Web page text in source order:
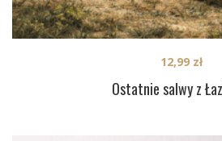
Ostatnie salwy z
12,99 zł